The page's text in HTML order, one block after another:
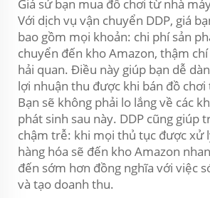
Giả sử bạn mua đồ chơi từ nhà
Với dịch vụ vận chuyển DDP, giá
bao gồm mọi khoản: chi phí sản
chuyển đến kho Amazon, thậm
hải quan. Điều này giúp bạn dễ
lợi nhuận thu được khi bán đồ
Bạn sẽ không phải lo lắng về các
phát sinh sau này. DDP cũng giúp
chậm trễ: khi mọi thủ tục được xử
hàng hóa sẽ đến kho Amazon
đến sớm hơn đồng nghĩa với việc
và tạo doanh thu.